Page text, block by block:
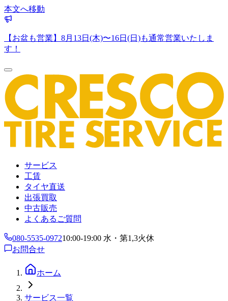
本文へ移動
【お盆も営業】8月13日(木)〜16日(日)も通常営業いたしま
す！
サービス
工賃
タイヤ直送
出張買取
中古販売
よくあるご質問
080-5535-097210:00-19:00 水・第1,3火休
お問合せ
ホーム
サービス一覧